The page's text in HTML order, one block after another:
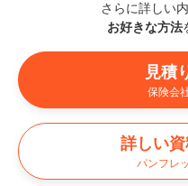
さらに詳しい
お好きな方法
見積
保険会
詳しい資
パンフレ